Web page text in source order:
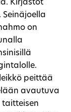
Kirjastot
on
peittää
avautuva
taitteisen